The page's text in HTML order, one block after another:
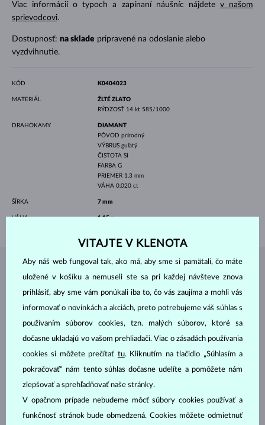
Viac informácií o typoch a zapínaní náušníc nájdete v našom
sprievodcovi.
Dostupnosť: na sklade pripravené na odoslanie alebo
vyzdvihnutie.
KÓD K0404023
MATERIÁL
ŽLTÉ ZLATO
RÝDZOSŤ 14 kt 585/1000
DRAHOKAMY
DIAMANT
PÔVOD prírodný
VÝBRUS guľatý
ČISTOTA SI
FARBA G
PRIEMER 1.3 mm
VÁHA 0.020 ct
ŠÍRKA 7 mm
VÁHA 1.15 g
ŠPERKY ZATELIÉRU KLENOTA
VITAJTE V KLENOTA
Aby náš web fungoval tak, ako má, aby sme si pamätali, čo máte
uložené v košíku a nemuseli ste sa pri každej návšteve znova
prihlásiť, aby sme vám ponúkali iba to, čo vás zaujíma a mohli vás
informovať o novinkách a akciách, preto potrebujeme váš súhlas s
používaním súborov cookies, tzn. malých súborov, ktoré sa
dočasne ukladajú vo vašom prehliadači. Viac o zásadách používania
cookies si môžete prečítať tu. Kliknutím na tlačidlo „Súhlasím a
pokračovať“ nám tento súhlas dočasne udelíte a pomôžete nám
zlepšovať a sprehľadňovať naše stránky.
V opačnom prípade nebudeme môcť súbory cookies používať a
funkčnosť stránok bude obmedzená. Cookies môžete odmietnuť